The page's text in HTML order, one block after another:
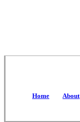
Home About